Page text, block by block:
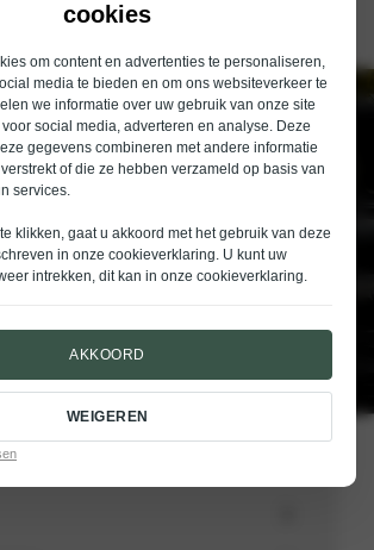
cookies
om content en advertenties te personaliseren,
media te bieden en om ons websiteverkeer te
we informatie over uw gebruik van onze site
social media, adverteren en analyse. Deze
gegevens combineren met andere informatie
of die ze hebben verzameld op basis van
services.
klikken, gaat u akkoord met het gebruik van deze
in onze cookieverklaring. U kunt uw
intrekken, dit kan in onze cookieverklaring.
AKKOORD
WEIGEREN
voor de nieuwsbrief van